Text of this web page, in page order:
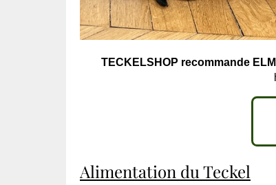
TECKELSHOP recommande
Alimentation du Teckel